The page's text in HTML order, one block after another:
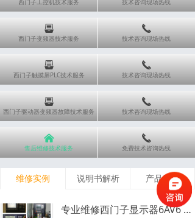
维修实例 说明书解析 产品销售
专业维修西门子显示器6AV6 643-0CD01-1-AX故障 无显示 抖屏 维修6SN1123-1AB00-0CA1 Siemens西门子伺服驱动器 电源模块
낀
售后维修技术服务
끅
免费技术咨询热线
西门子工控机技术服务 技术咨询现场热线
뀣
西门子变频器技术服务
끅
技术咨询现场热线
뀣
西门子触摸屏PLC技术服务
끅
技术咨询现场热线
뀣
西门子驱动器变频器故障技术服务
끅
技术咨询现场热线